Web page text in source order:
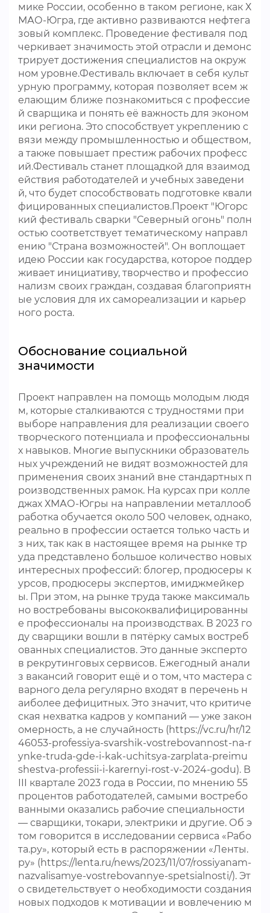
мике России, особенно в таком регионе, как Х
МАО-Югра, где активно развиваются нефтега
зовый комплекс. Проведение фестиваля под
черкивает значимость этой отрасли и демонс
трирует достижения специалистов на окруж
ном уровне.Фестиваль включает в себя культ
урную программу, которая позволяет всем ж
елающим ближе познакомиться с профессие
й сварщика и понять её важность для эконом
ики региона. Это способствует укреплению с
вязи между промышленностью и обществом,
а также повышает престиж рабочих професс
ий.Фестиваль станет площадкой для взаимод
ействия работодателей и учебных заведени
й, что будет способствовать подготовке квали
фицированных специалистов.Проект "Югорс
кий фестиваль сварки "Северный огонь" полн
остью соответствует тематическому направл
ению "Страна возможностей". Он воплощает
идею России как государства, которое поддер
живает инициативу, творчество и профессио
нализм своих граждан, создавая благоприятн
ые условия для их самореализации и карьер
ного роста.
Обоснование социальной
значимости
Проект направлен на помощь молодым людя
м, которые сталкиваются с трудностями при
выборе направления для реализации своего
творческого потенциала и профессиональны
х навыков. Многие выпускники образователь
ных учреждений не видят возможностей для
применения своих знаний вне стандартных п
роизводственных рамок. На курсах при колле
джах ХМАО-Югры на направлении металлооб
работка обучается около 500 человек, однако,
реально в профессии остается только часть и
з них, так как в настоящее время на рынке тр
уда представлено большое количество новых
интересных профессий: блогер, продюсеры к
урсов, продюсеры экспертов, имиджмейкер
ы. При этом, на рынке труда также максималь
но востребованы высококвалифицированны
е профессионалы на производствах. В 2023 го
ду сварщики вошли в пятёрку самых востреб
ованных специалистов. Это данные эксперто
в рекрутинговых сервисов. Ежегодный анали
з вакансий говорит ещё и о том, что мастера с
варного дела регулярно входят в перечень н
аиболее дефицитных. Это значит, что критиче
ская нехватка кадров у компаний — уже закон
омерность, а не случайность (https://vc.ru/hr/12
46053-professiya-svarshik-vostrebovannost-na-r
ynke-truda-gde-i-kak-uchitsya-zarplata-preimu
shestva-professii-i-karernyi-rost-v-2024-godu). В
III квартале 2023 года в России, по мнению 55
процентов работодателей, самыми востребо
ванными оказались рабочие специальности
— сварщики, токари, электрики и другие. Об э
том говорится в исследовании сервиса «Рабо
та.ру», который есть в распоряжении «Ленты.
ру» (https://lenta.ru/news/2023/11/07/rossiyanam-
nazvalisamye-vostrebovannye-spetsialnosti/). Эт
о свидетельствует о необходимости создания
новых подходов к мотивации и вовлечению м